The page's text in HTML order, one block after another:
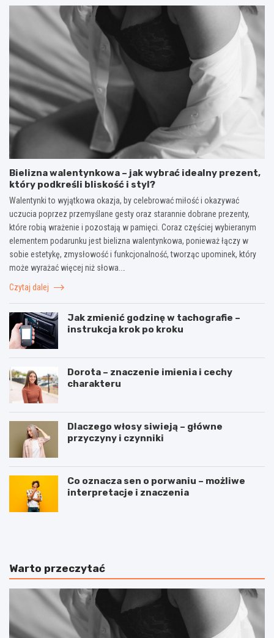
Bielizna walentynkowa – jak wybrać idealny prezent,
który podkreśli bliskość i styl?
Walentynki to wyjątkowa okazja, by celebrować miłość i okazywać
uczucia poprzez przemyślane gesty oraz starannie dobrane prezenty,
które robią wrażenie i pozostają w pamięci. Coraz częściej wybieranym
elementem podarunku jest bielizna walentynkowa, ponieważ łączy w
sobie estetykę, zmysłowość i funkcjonalność, tworząc upominek, który
może wyrażać więcej niż słowa.…
Czytaj dalej
Jak zmienić godzinę w tachografie –
instrukcja krok po kroku
Dorota – znaczenie imienia i cechy
charakteru
Dlaczego włosy siwieją – główne
przyczyny i czynniki
Co oznacza sen o porwaniu – możliwe
interpretacje i znaczenia
J
r
a
z
c
B
n
i
e
e
Warto przeczytać